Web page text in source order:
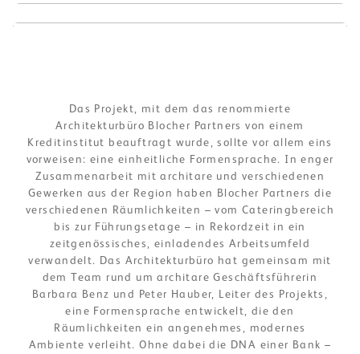
Das Projekt, mit dem das renommierte
Architekturbüro Blocher Partners von einem
Kreditinstitut beauftragt wurde, sollte vor allem eins
vorweisen: eine einheitliche Formensprache. In enger
Zusammenarbeit mit architare und verschiedenen
Gewerken aus der Region haben Blocher Partners die
verschiedenen Räumlichkeiten – vom Cateringbereich
bis zur Führungsetage – in Rekordzeit in ein
zeitgenössisches, einladendes Arbeitsumfeld
verwandelt. Das Architekturbüro hat gemeinsam mit
dem Team rund um architare Geschäftsführerin
Barbara Benz und Peter Hauber, Leiter des Projekts,
eine Formensprache entwickelt, die den
Räumlichkeiten ein angenehmes, modernes
Ambiente verleiht. Ohne dabei die DNA einer Bank –